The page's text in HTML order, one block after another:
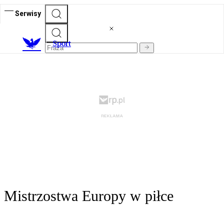
Serwisy
Sport
Mistrzostwa Europy w piłce